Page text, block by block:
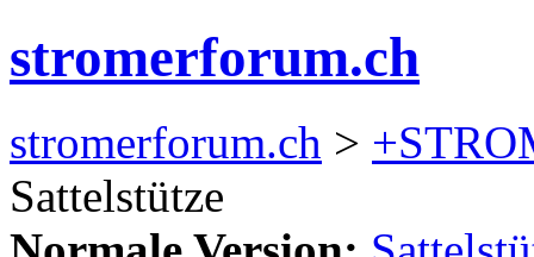
stromerforum.ch
stromerforum.ch >
Sattelstütze